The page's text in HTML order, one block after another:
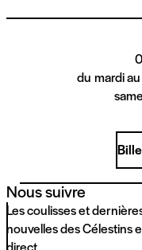
du mardi
Nous suivre
Les coulisses et
nouvelles des Célestins
direct